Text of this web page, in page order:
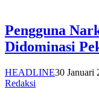
Pengguna
Didominasi
HEADLINE30 Januari
Redaksi